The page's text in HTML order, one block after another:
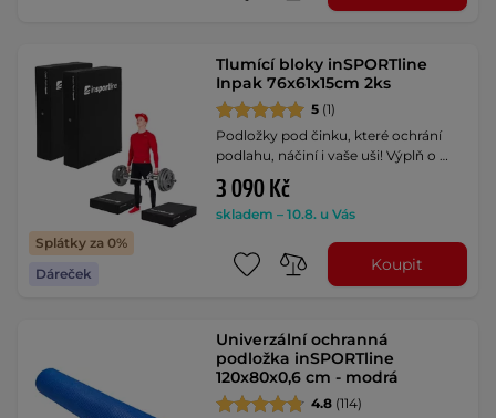
Splátky za 0%
Dáreček
Tlumící bloky inSPORTline
Inpak 76x61x15cm 2ks
5 (1)
Podložky pod činku, které ochrání
podlahu, náčiní i vaše uši! Výplň o …
3 090 Kč
skladem – 10.8. u Vás
Koupit
Univerzální ochranná
podložka inSPORTline
120x80x0,6 cm - modrá
4.8 (114)